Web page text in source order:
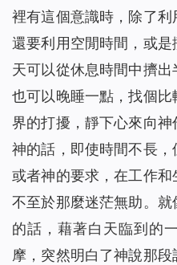
裡有這個意識時，除了利
還要利用空閒時間，或
天可以從休息時間中擠出
也可以晚睡一點，找個
界的打擾，靜下心來向
神的話，即使時間不長
或者神的要求，在工作和
不至於那麼迷茫無助。
的話，藉著白天臨到的
摩，突然明白了神說那